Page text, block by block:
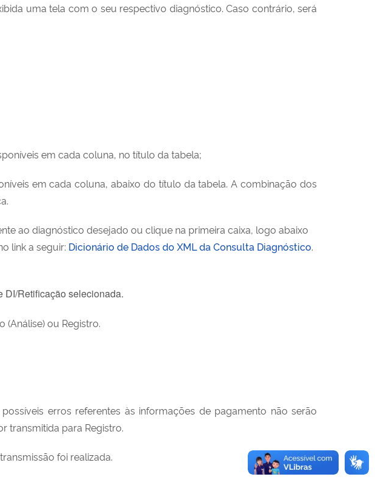
uma tela com o seu respectivo diagnóstico. Caso contrário, será
em cada coluna, no título da tabela;
em cada coluna, abaixo do título da tabela. A combinação dos
ao diagnóstico desejado ou clique na primeira caixa, logo abaixo
link a seguir: Dicionário de Dados do XML da Consulta Diagnóstico.
DI/Retificação selecionada.
ou Registro.
erros referentes às informações de pagamento não serão
transmitida para Registro.
foi realizada.